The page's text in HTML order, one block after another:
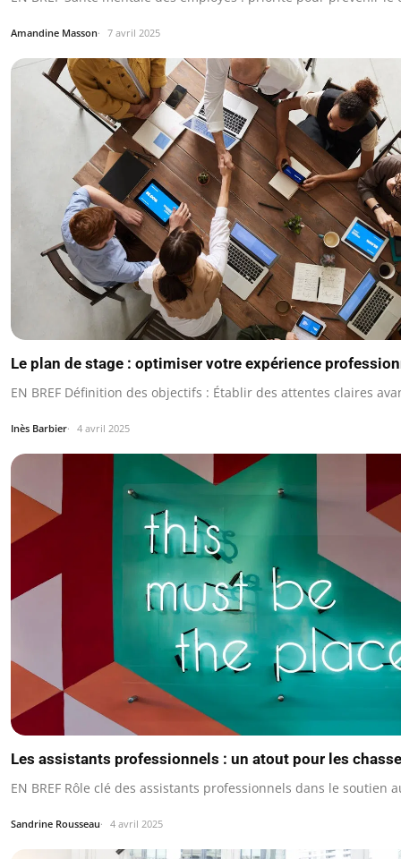
Amandine Masson 7 avril 2025
Le plan de stage : optimiser votre expérience
EN BREF Définition des objectifs : Établir des attentes claires
Inès Barbier 4 avril 2025
Les assistants professionnels : un atout pour les
EN BREF Rôle clé des assistants professionnels dans le soutien
Sandrine Rousseau 4 avril 2025